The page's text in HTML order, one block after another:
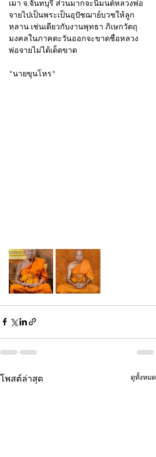
เมา จ.จันทบุรี ส่วนมากจะนิมนต์หลวงพ่อ
จายไปเป็นพระเป็นอุปัชฌาย์บวชให้ลูก
หลาน เช่นเดียวกับงานพุทธา ภิเษกวัตถุ
มงคลในภาคตะวันออกจะขาดชื่อหลวง
พ่อจายไม่ได้เด็ดขาด
"นายขุนโหร"
โพสต์ล่าสุด ดูทั้งหมด